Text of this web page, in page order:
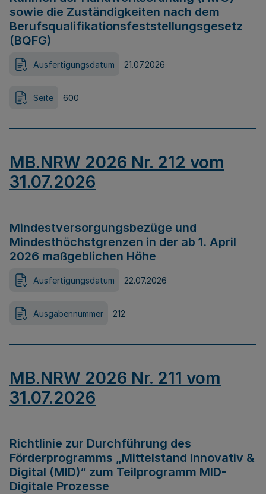
sowie die Zuständigkeiten nach dem
Berufsqualifikationsfeststellungsgesetz
(BQFG)
Ausfertigungsdatum 21.07.2026
Seite 600
MB.NRW 2026 Nr. 212 vom
31.07.2026
Mindestversorgungsbezüge und
Mindesthöchstgrenzen in der ab 1. April
2026 maßgeblichen Höhe
Ausfertigungsdatum 22.07.2026
Ausgabennummer 212
MB.NRW 2026 Nr. 211 vom
31.07.2026
Richtlinie zur Durchführung des
Förderprogramms „Mittelstand Innovativ &
Digital (MID)“ zum Teilprogramm MID-
Digitale Prozesse